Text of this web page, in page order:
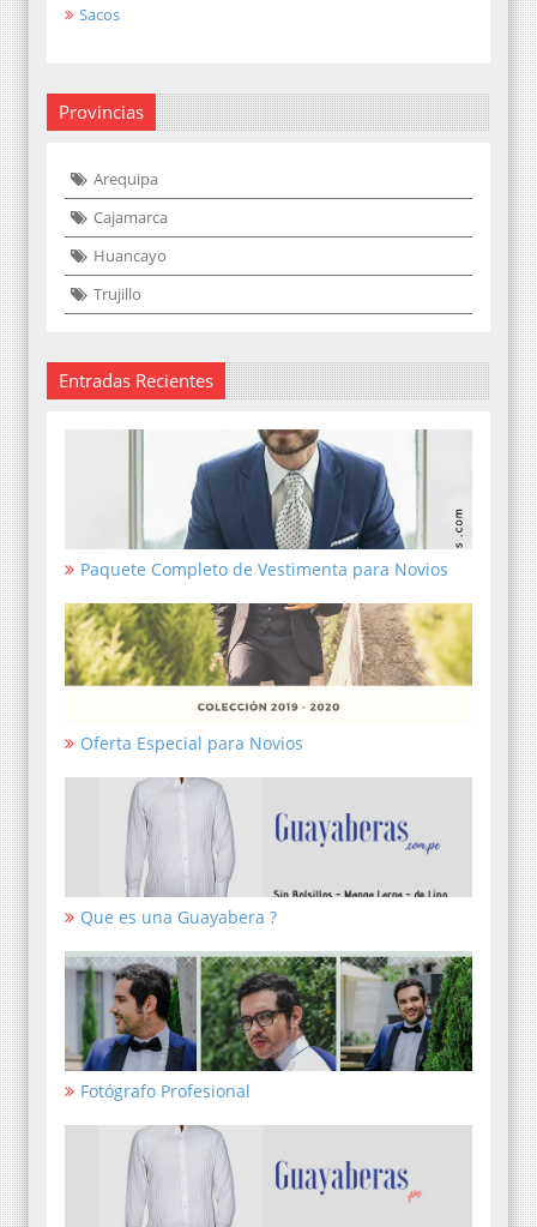
Sacos
Provincias
Arequipa
Cajamarca
Huancayo
Trujillo
Entradas Recientes
Paquete Completo de Vestimenta para Novios
Oferta Especial para Novios
Que es una Guayabera ?
Fotógrafo Profesional